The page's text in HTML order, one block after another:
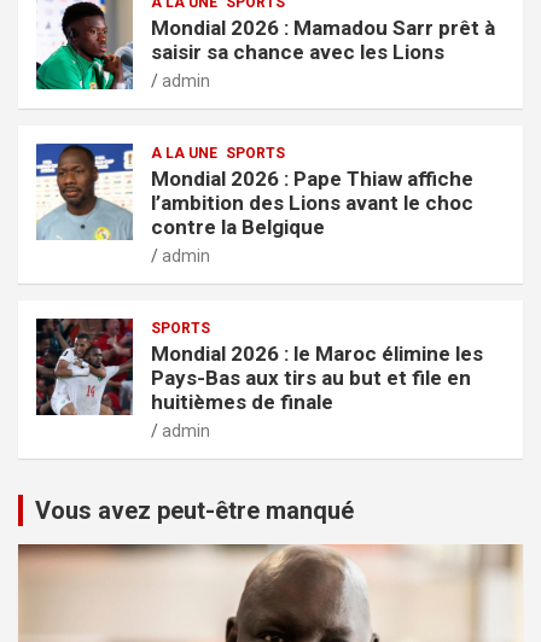
Mondial 2026 : Mamadou Sarr prêt à
saisir sa chance avec les Lions
admin
A LA UNE SPORTS
Mondial 2026 : Pape Thiaw affiche
l’ambition des Lions avant le choc
contre la Belgique
admin
SPORTS
Mondial 2026 : le Maroc élimine les
Pays-Bas aux tirs au but et file en
huitièmes de finale
admin
Vous avez peut-être manqué